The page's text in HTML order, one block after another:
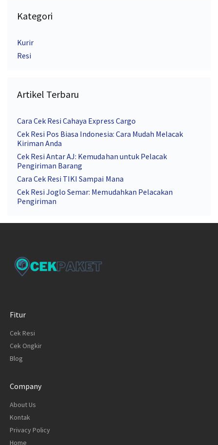
Kategori
Kurir
Resi
Artikel Terbaru
Cara Cek Resi Cahaya Express Cargo
Cek Resi Pos Biasa Indonesia: Cara Mudah Melacak
Kiriman Anda
Cek Resi Antar AJ: Kemudahan untuk Pelacak
Pengiriman Barang
Cara Cek Resi TIKI Sampai Mana
Cek Resi Joglo Semar: Memudahkan Pelacakan
Pengiriman
Fitur
Cek Resi
Cek Ongkir
Blog
Company
About Us
Kontak
Privacy Policy
Home